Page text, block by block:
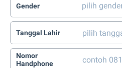
Gender
Tanggal Lahir
Nomor
Handphone